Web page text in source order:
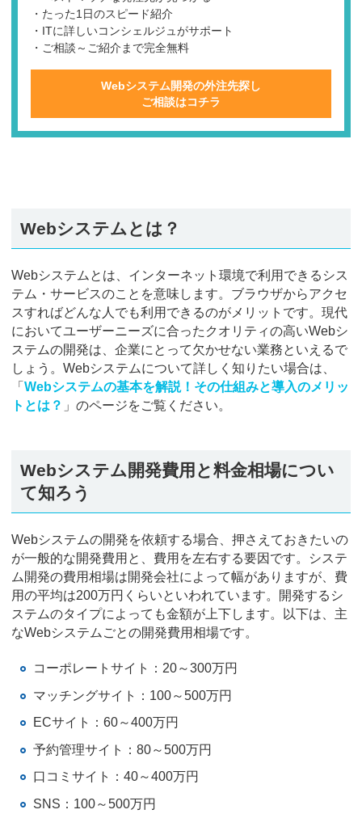
・たった1日のスピード紹介
・ITに詳しいコンシェルジュがサポート
・ご相談～ご紹介まで完全無料
Webシステム開発の外注先探し
ご相談はコチラ
Webシステムとは？
Webシステムとは、インターネット環境で利用できるシス
テム・サービスのことを意味します。ブラウザからアクセ
スすればどんな人でも利用できるのがメリットです。現代
においてユーザーニーズに合ったクオリティの高いWebシ
ステムの開発は、企業にとって欠かせない業務といえるで
しょう。Webシステムについて詳しく知りたい場合は、
「 Webシステムの基本を解説！その仕組みと導入のメリッ
トとは？ 」のページをご覧ください。
Webシステム開発費用と料金相場につい
て知ろう
Webシステムの開発を依頼する場合、押さえておきたいの
が一般的な開発費用と、費用を左右する要因です。システ
ム開発の費用相場は開発会社によって幅がありますが、費
用の平均は200万円くらいといわれています。開発するシ
ステムのタイプによっても金額が上下します。以下は、主
なWebシステムごとの開発費用相場です。
コーポレートサイト：20～300万円
マッチングサイト：100～500万円
ECサイト：60～400万円
予約管理サイト：80～500万円
口コミサイト：40～400万円
SNS：100～500万円